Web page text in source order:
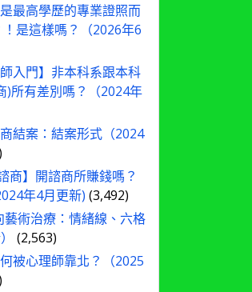
最高學歷的專業證照而
是這樣嗎？（2026年6
入門】非本科系跟本科
)所有差別嗎？（2024年
結案：結案形式（2024
商】開諮商所賺錢嗎？
年4月更新) (3,492)
藝術治療：情緒線、六格
(2,563)
被心理師靠北？（2025